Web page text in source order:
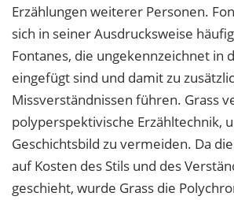
Erzählungen weiterer Personen.
sich in seiner Ausdrucksweise
Fontanes, die ungekennzeichnet in
eingefügt sind und damit zu
Missverständnissen führen. Grass
polyperspektivische Erzähltechnik,
Geschichtsbild zu vermeiden. Da
auf Kosten des Stils und des
geschieht, wurde Grass die